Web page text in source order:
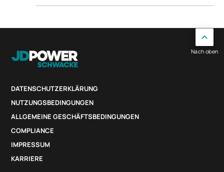
Stundenverrechnungssätze für alle
Arbeitsbereiche, die Sie aber anpassen sollten.
DATENSCHUTZERKLÄRUNG
NUTZUNGSBEDINGUNGEN
ALLGEMEINE GESCHÄFTSBEDINGUNGEN
COMPLIANCE
IMPRESSUM
KARRIERE
Nach oben